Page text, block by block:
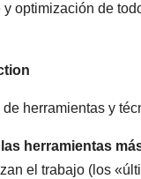
optimización de
herramientas y
las herramientas
el trabajo (los